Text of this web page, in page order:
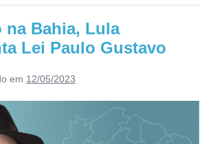
na Bahia, Lula
Lei Paulo Gustavo
em 12/05/2023